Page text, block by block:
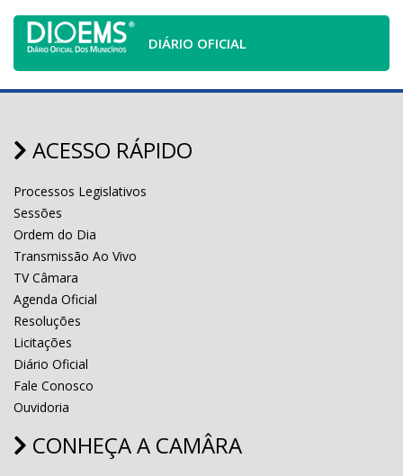
DIÁRIO OFICIAL
ACESSO RÁPIDO
Processos Legislativos
Sessões
Ordem do Dia
Transmissão Ao Vivo
TV Câmara
Agenda Oficial
Resoluções
Licitações
Diário Oficial
Fale Conosco
Ouvidoria
CONHEÇA A CAMÂRA